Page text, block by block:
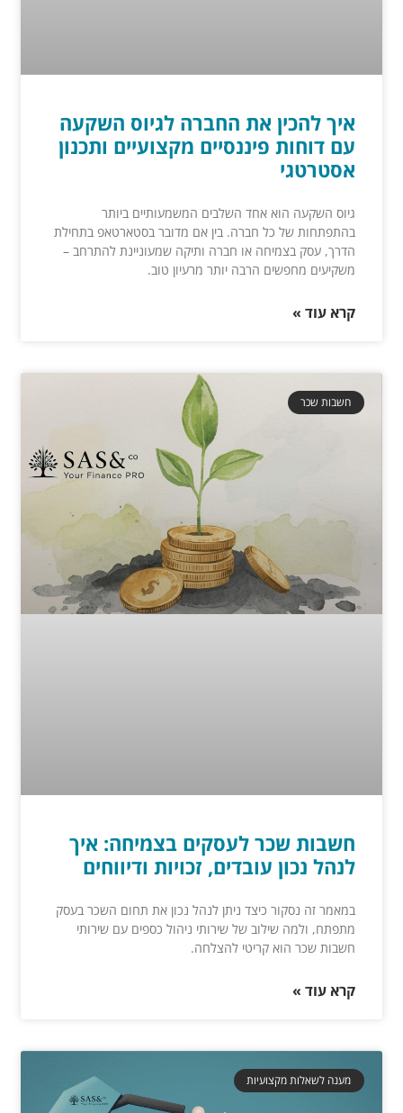
איך להכין את החברה לגיוס השקעה
עם דוחות פיננסיים מקצועיים ותכנון
אסטרטגי
גיוס השקעה הוא אחד השלבים המשמעותיים ביותר
בהתפתחות של כל חברה. בין אם מדובר בסטארטאפ בתחילת
הדרך, עסק בצמיחה או חברה ותיקה שמעוניינת להתרחב –
משקיעים מחפשים הרבה יותר מרעיון טוב.
קרא עוד »
חשבות שכר
חשבות שכר לעסקים בצמיחה: איך
לנהל נכון עובדים, זכויות ודיווחים
במאמר זה נסקור כיצד ניתן לנהל נכון את תחום השכר בעסק
מתפתח, ולמה שילוב של שירותי ניהול כספים עם שירותי
חשבות שכר הוא קריטי להצלחה.
קרא עוד »
מענה לשאלות מקצועיות